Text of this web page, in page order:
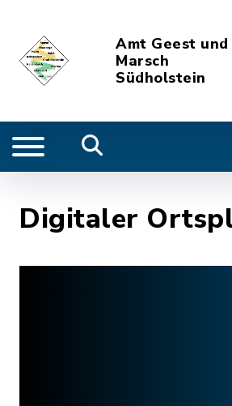
Amt Geest und
Marsch
Südholstein
Digitaler